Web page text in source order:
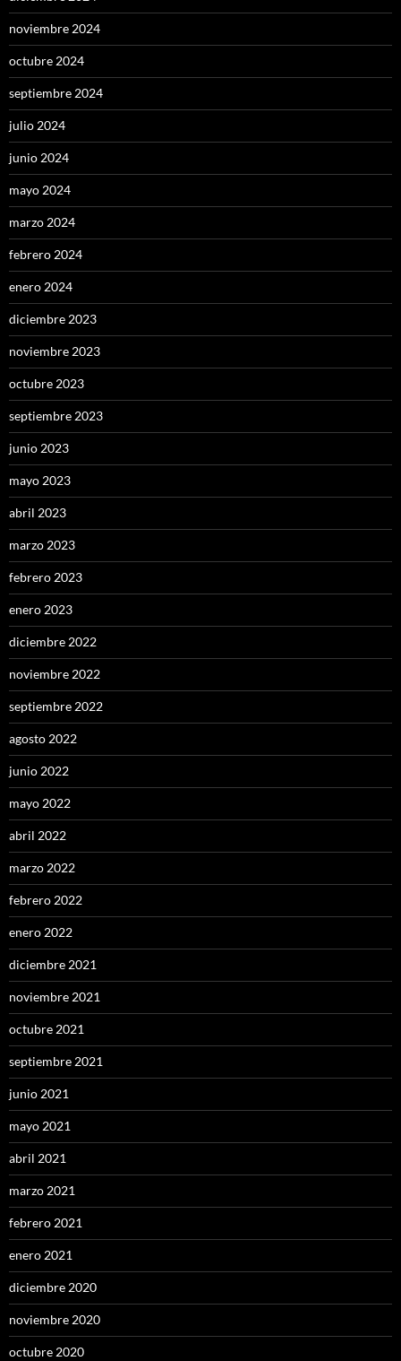
noviembre 2024
octubre 2024
septiembre 2024
julio 2024
junio 2024
mayo 2024
marzo 2024
febrero 2024
enero 2024
diciembre 2023
noviembre 2023
octubre 2023
septiembre 2023
junio 2023
mayo 2023
abril 2023
marzo 2023
febrero 2023
enero 2023
diciembre 2022
noviembre 2022
septiembre 2022
agosto 2022
junio 2022
mayo 2022
abril 2022
marzo 2022
febrero 2022
enero 2022
diciembre 2021
noviembre 2021
octubre 2021
septiembre 2021
junio 2021
mayo 2021
abril 2021
marzo 2021
febrero 2021
enero 2021
diciembre 2020
noviembre 2020
octubre 2020